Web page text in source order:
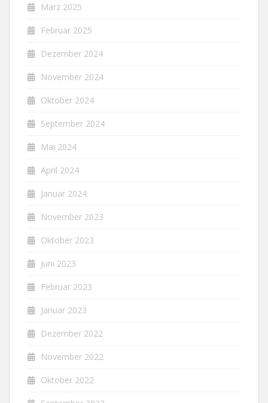
März 2025
Februar 2025
Dezember 2024
November 2024
Oktober 2024
September 2024
Mai 2024
April 2024
Januar 2024
November 2023
Oktober 2023
Juni 2023
Februar 2023
Januar 2023
Dezember 2022
November 2022
Oktober 2022